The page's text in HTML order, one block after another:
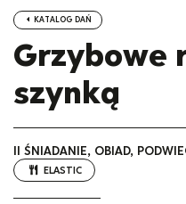
KATALOG DAŃ
Grzybowe
szynką
II ŚNIADANIE, OBIAD,
ELASTIC